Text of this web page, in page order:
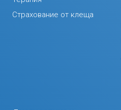
Страхование от клеща